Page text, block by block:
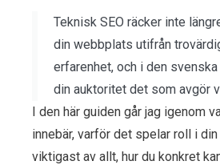
Teknisk SEO räcker inte
din webbplats utifrån
erfarenhet, och i den
din auktoritet det som avgör
I den här guiden går jag igenom
innebär, varför det spelar roll i
viktigast av allt, hur du konkret